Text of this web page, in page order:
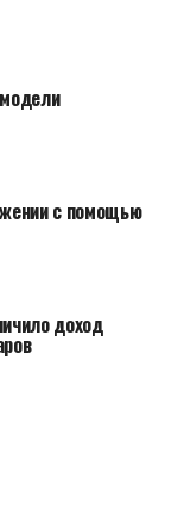
с помощью
доход